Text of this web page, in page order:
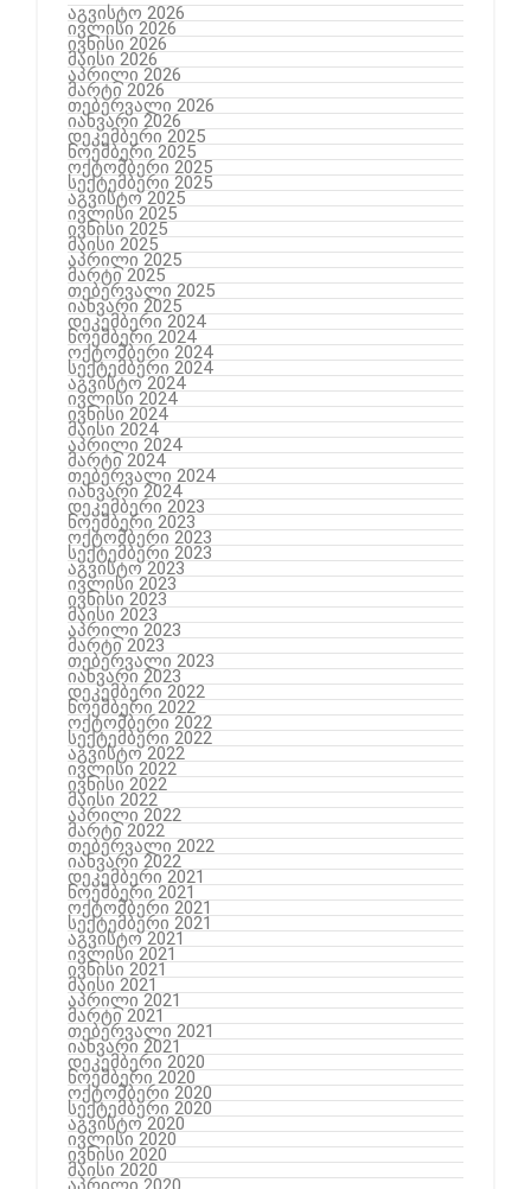
აგვისტო 2026
ივლისი 2026
ივნისი 2026
მაისი 2026
აპრილი 2026
მარტი 2026
თებერვალი 2026
იანვარი 2026
დეკემბერი 2025
ნოემბერი 2025
ოქტომბერი 2025
სექტემბერი 2025
აგვისტო 2025
ივლისი 2025
ივნისი 2025
მაისი 2025
აპრილი 2025
მარტი 2025
თებერვალი 2025
იანვარი 2025
დეკემბერი 2024
ნოემბერი 2024
ოქტომბერი 2024
სექტემბერი 2024
აგვისტო 2024
ივლისი 2024
ივნისი 2024
მაისი 2024
აპრილი 2024
მარტი 2024
თებერვალი 2024
იანვარი 2024
დეკემბერი 2023
ნოემბერი 2023
ოქტომბერი 2023
სექტემბერი 2023
აგვისტო 2023
ივლისი 2023
ივნისი 2023
მაისი 2023
აპრილი 2023
მარტი 2023
თებერვალი 2023
იანვარი 2023
დეკემბერი 2022
ნოემბერი 2022
ოქტომბერი 2022
სექტემბერი 2022
აგვისტო 2022
ივლისი 2022
ივნისი 2022
მაისი 2022
აპრილი 2022
მარტი 2022
თებერვალი 2022
იანვარი 2022
დეკემბერი 2021
ნოემბერი 2021
ოქტომბერი 2021
სექტემბერი 2021
აგვისტო 2021
ივლისი 2021
ივნისი 2021
მაისი 2021
აპრილი 2021
მარტი 2021
თებერვალი 2021
იანვარი 2021
დეკემბერი 2020
ნოემბერი 2020
ოქტომბერი 2020
სექტემბერი 2020
აგვისტო 2020
ივლისი 2020
ივნისი 2020
მაისი 2020